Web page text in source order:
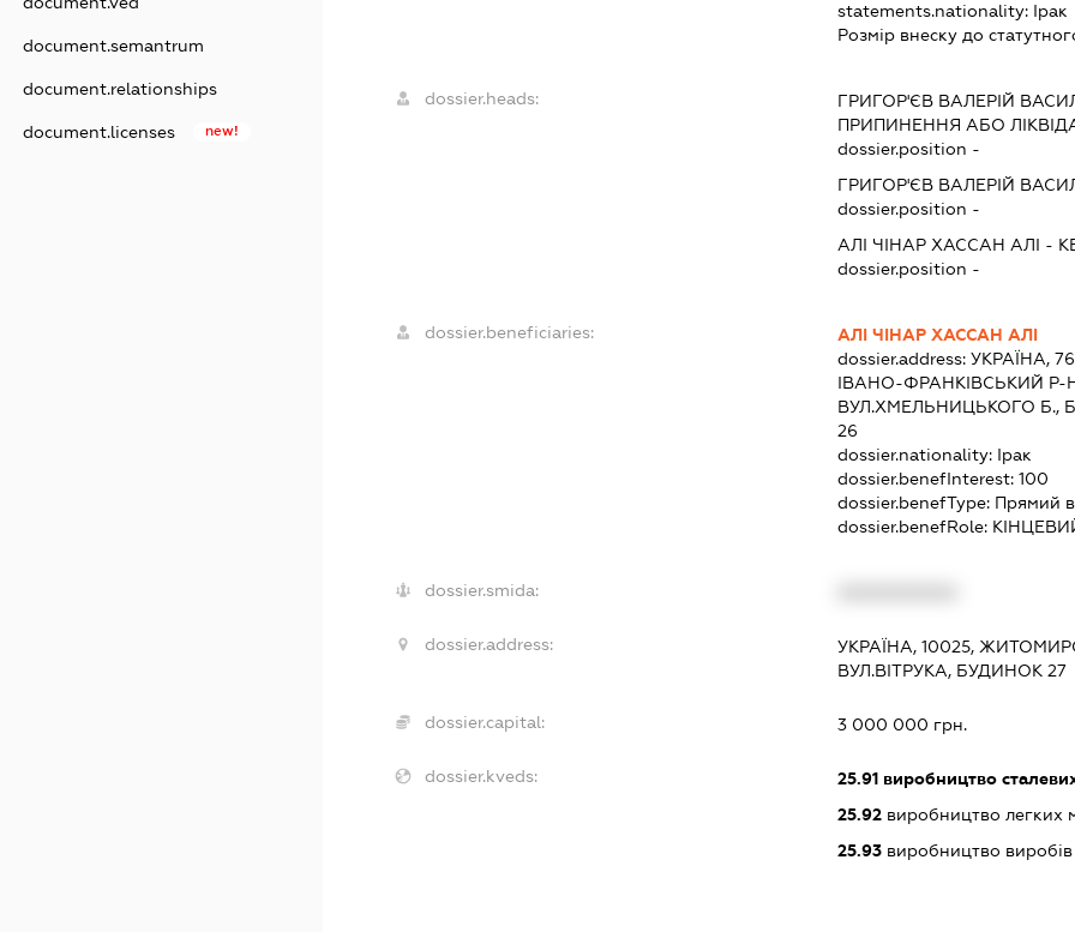
document.semantrum
document.relationships
document.licenses new!
statements.nationality: Ірак
Розмір внеску до
dossier.heads: ГРИГОР'ЄВ ВАЛЕРІЙ
ПРИПИНЕННЯ АБО
dossier.position -
ГРИГОР'ЄВ ВАЛЕРІЙ
dossier.position -
АЛІ ЧІНАР ХАССАН АЛІ -
dossier.position -
dossier.beneficiaries:
АЛІ ЧІНАР ХАССАН АЛІ
dossier.address:УКРАЇНА,
ІВАНО-ФРАНКІВСЬКИЙ Р-
ВУЛ.ХМЕЛЬНИЦЬКОГО Б.,
26
dossier.nationality: Ірак
dossier.benefInterest:100
dossier.benefType: Прямий
dossier.benefRole:
dossier.smida:
dossier.address:
УКРАЇНА, 10025,
ВУЛ.ВІТРУКА, БУДИНОК 27
dossier.capital: 3 000 000 грн.
dossier.kveds: 25.91 виробництво
25.92 виробництво легких
25.93 виробництво виробів